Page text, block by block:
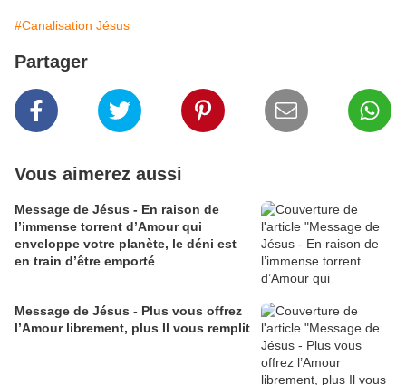
#Canalisation Jésus
Partager
Vous aimerez aussi
Message de Jésus - En raison de
l’immense torrent d’Amour qui
enveloppe votre planète, le déni est
en train d’être emporté
Message de Jésus - Plus vous offrez
l’Amour librement, plus Il vous remplit